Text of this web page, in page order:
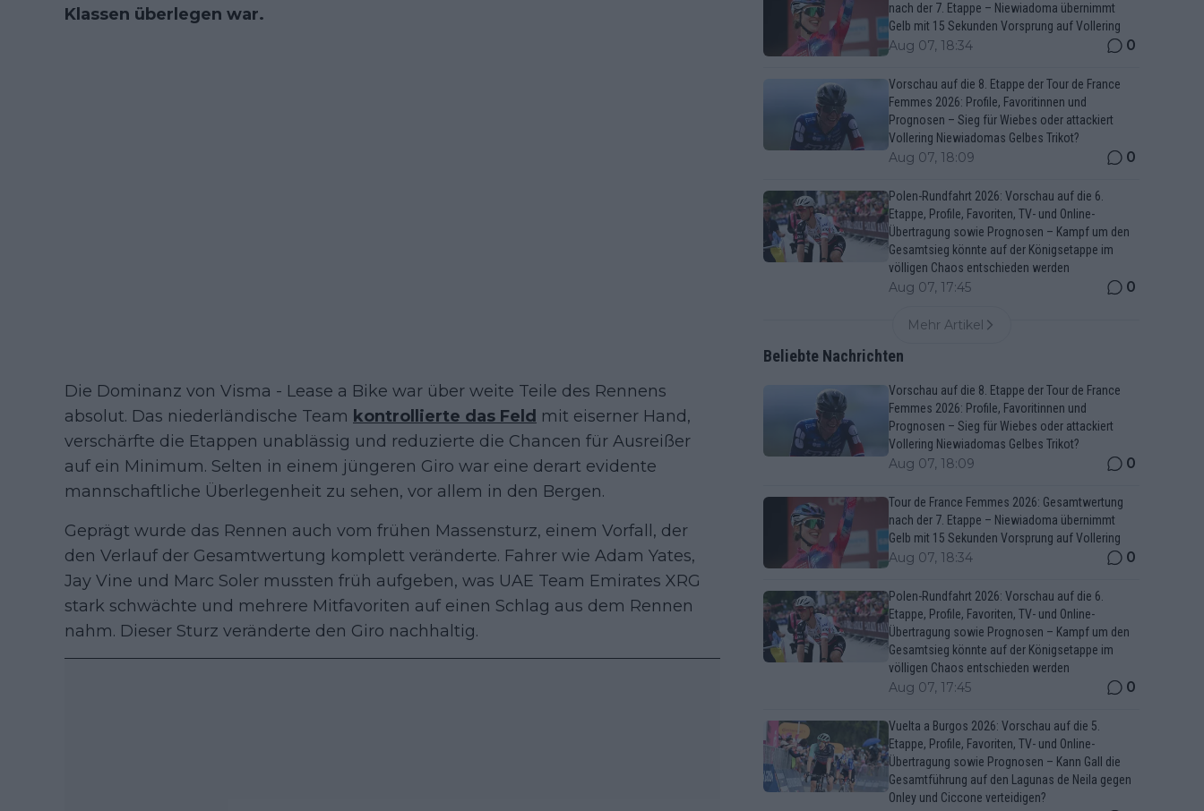
Klassen überlegen war.
Die Dominanz von Visma - Lease a Bike war über weite Teile des Rennens
absolut. Das niederländische Team kontrollierte das Feld mit eiserner Hand,
verschärfte die Etappen unablässig und reduzierte die Chancen für Ausreißer
auf ein Minimum. Selten in einem jüngeren Giro war eine derart evidente
mannschaftliche Überlegenheit zu sehen, vor allem in den Bergen.
Geprägt wurde das Rennen auch vom frühen Massensturz, einem Vorfall, der
den Verlauf der Gesamtwertung komplett veränderte. Fahrer wie Adam Yates,
Jay Vine und Marc Soler mussten früh aufgeben, was UAE Team Emirates XRG
stark schwächte und mehrere Mitfavoriten auf einen Schlag aus dem Rennen
nahm. Dieser Sturz veränderte den Giro nachhaltig.
nach der 7. Etappe – Niewiadoma übernimmt
Gelb mit 15 Sekunden Vorsprung auf Vollering
Aug 07, 18:34 0
Vorschau auf die 8. Etappe der Tour de France
Femmes 2026: Profile, Favoritinnen und
Prognosen – Sieg für Wiebes oder attackiert
Vollering Niewiadomas Gelbes Trikot?
Aug 07, 18:09 0
Polen-Rundfahrt 2026: Vorschau auf die 6.
Etappe, Profile, Favoriten, TV- und Online-
Übertragung sowie Prognosen – Kampf um den
Gesamtsieg könnte auf der Königsetappe im
völligen Chaos entschieden werden
Aug 07, 17:45 0
Mehr Artikel
Beliebte Nachrichten
Vorschau auf die 8. Etappe der Tour de France
Femmes 2026: Profile, Favoritinnen und
Prognosen – Sieg für Wiebes oder attackiert
Vollering Niewiadomas Gelbes Trikot?
Aug 07, 18:09 0
Tour de France Femmes 2026: Gesamtwertung
nach der 7. Etappe – Niewiadoma übernimmt
Gelb mit 15 Sekunden Vorsprung auf Vollering
Aug 07, 18:34 0
Polen-Rundfahrt 2026: Vorschau auf die 6.
Etappe, Profile, Favoriten, TV- und Online-
Übertragung sowie Prognosen – Kampf um den
Gesamtsieg könnte auf der Königsetappe im
völligen Chaos entschieden werden
Aug 07, 17:45 0
Vuelta a Burgos 2026: Vorschau auf die 5.
Etappe, Profile, Favoriten, TV- und Online-
Übertragung sowie Prognosen – Kann Gall die
Gesamtführung auf den Lagunas de Neila gegen
Onley und Ciccone verteidigen?